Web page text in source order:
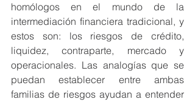
homólogos en el mundo de la
intermediación financiera tradicional, y
estos son: los riesgos de crédito,
liquidez, contraparte, mercado y
operacionales. Las analogías que se
puedan establecer entre ambas
familias de riesgos ayudan a entender